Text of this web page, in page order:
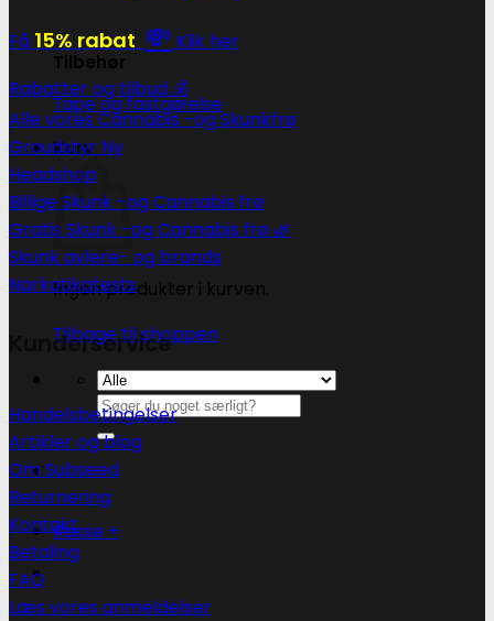
Tilbehør
Tape og fastgørelse
Kurv
Ingen produkter i kurven.
Tilbage til shoppen
Søg
efter:
Kasse +
Få 15% rabat 💸 Klik her
Rabatter og tilbud 💰
Alle vores Cannabis -og Skunkfrø
Groudstyr
Headshop
Billige Skunk -og Cannabis frø
Gratis Skunk -og Cannabis frø 🌿
Skunk avlere- og brands
Narkotikatests
Kunderservice
Handelsbetingelser
Artikler og blog
Om Subseed
Returnering
Kontakt
Betaling
FAQ
Læs vores anmeldelser